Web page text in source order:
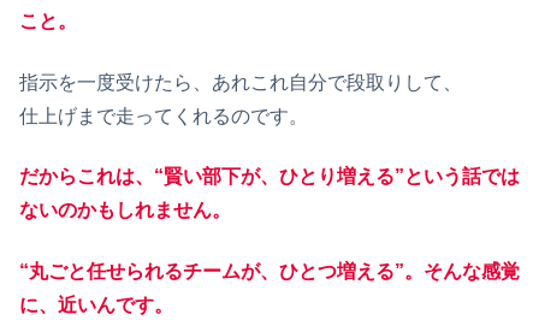
こと。
指示を一度受けたら、あれこれ自分で段取りして、
仕上げまで走ってくれるのです。
だからこれは、“賢い部下が、ひとり増える”という話では
ないのかもしれません。
“丸ごと任せられるチームが、ひとつ増える”。そんな感覚
に、近いんです。